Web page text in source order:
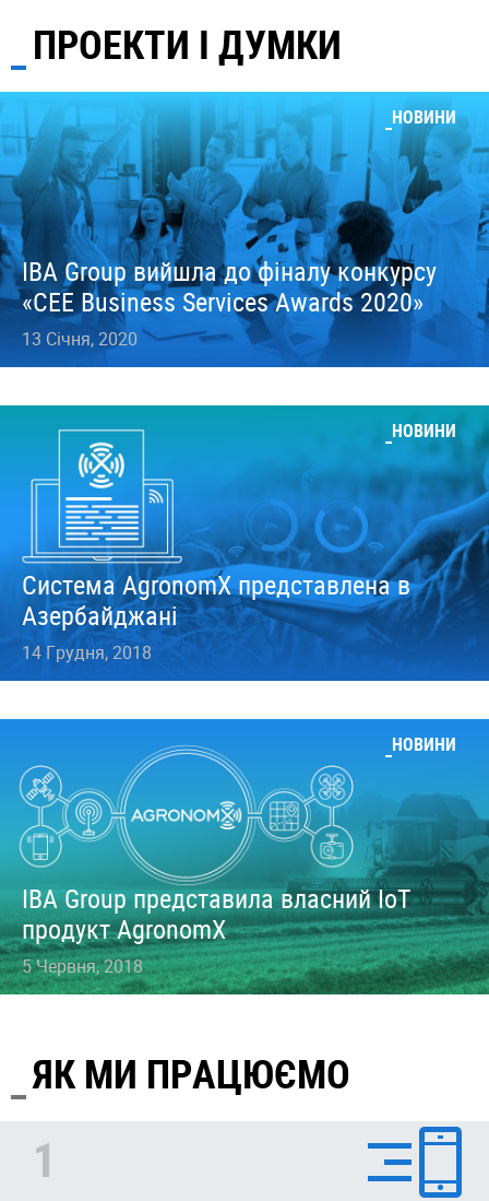
ПРОЕКТИ І ДУМКИ
НОВИНИ
IBA Group вийшла до фіналу конкурсу
«CEE Business Services Awards 2020»
13 Січня, 2020
НОВИНИ
Система AgronomX представлена в
Азербайджані
14 Грудня, 2018
НОВИНИ
IBA Group представила власний IoT
продукт AgronomX
5 Червня, 2018
ЯК МИ ПРАЦЮЄМО
1